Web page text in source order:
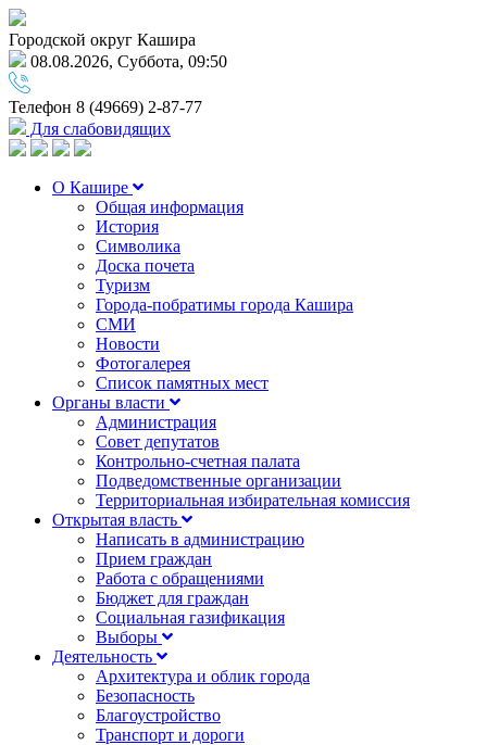
Городской округ Кашира
08.08.2026, Суббота, 09:50
Телефон 8 (49669) 2-87-77
Для слабовидящих
О Кашире
Общая информация
История
Символика
Доска почета
Туризм
Города-побратимы города Кашира
СМИ
Новости
Фотогалерея
Список памятных мест
Органы власти
Администрация
Совет депутатов
Контрольно-счетная палата
Подведомственные организации
Территориальная избирательная комиссия
Открытая власть
Написать в администрацию
Прием граждан
Работа с обращениями
Бюджет для граждан
Социальная газификация
Выборы
Деятельность
Архитектура и облик города
Безопасность
Благоустройство
Транспорт и дороги